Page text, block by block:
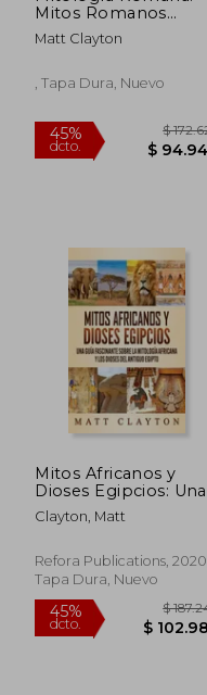
Mitos Romanos
Fascinantes Sobre
Dioses y Diosas
Criaturas Mitológicas
Matt Clayton
, Tapa Dura, Nuevo
Mitos Africanos y
Dioses Egipcios: Una
Guía Fascinante
Sobre la Mitología
del Antiguo Egipto
Clayton, Matt
Refora Publications, 2020,
Tapa Dura, Nuevo